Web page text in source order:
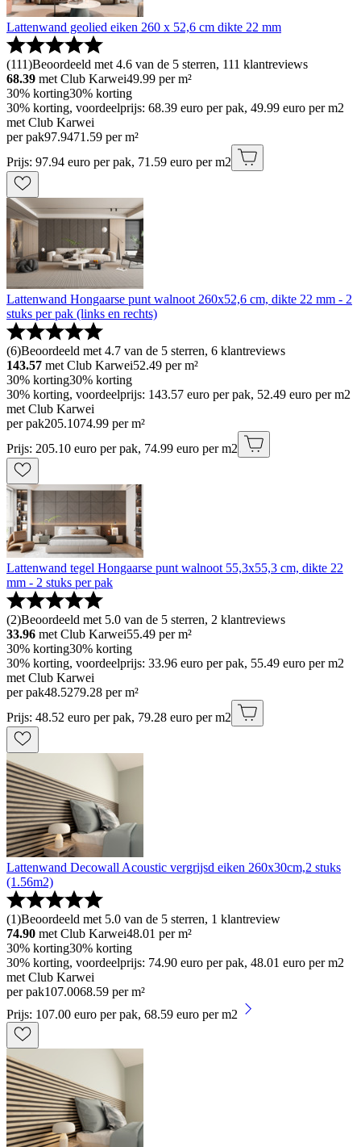
Lattenwand geolied eiken 260 x 52,6 cm dikte 22 mm
(111)Beoordeeld met 4.6 van de 5 sterren, 111 klantreviews
68.39 met Club Karwei49.99 per m²
30% korting30% korting
30% korting, voordeelprijs: 68.39 euro per pak, 49.99 euro per m2
met Club Karwei
per pak97.9471.59 per m²
Prijs: 97.94 euro per pak, 71.59 euro per m2
Lattenwand Hongaarse punt walnoot 260x52,6 cm, dikte 22 mm - 2
stuks per pak (links en rechts)
(6)Beoordeeld met 4.7 van de 5 sterren, 6 klantreviews
143.57 met Club Karwei52.49 per m²
30% korting30% korting
30% korting, voordeelprijs: 143.57 euro per pak, 52.49 euro per m2
met Club Karwei
per pak205.1074.99 per m²
Prijs: 205.10 euro per pak, 74.99 euro per m2
Lattenwand tegel Hongaarse punt walnoot 55,3x55,3 cm, dikte 22
mm - 2 stuks per pak
(2)Beoordeeld met 5.0 van de 5 sterren, 2 klantreviews
33.96 met Club Karwei55.49 per m²
30% korting30% korting
30% korting, voordeelprijs: 33.96 euro per pak, 55.49 euro per m2
met Club Karwei
per pak48.5279.28 per m²
Prijs: 48.52 euro per pak, 79.28 euro per m2
Lattenwand Decowall Acoustic vergrijsd eiken 260x30cm,2 stuks
(1.56m2)
(1)Beoordeeld met 5.0 van de 5 sterren, 1 klantreview
74.90 met Club Karwei48.01 per m²
30% korting30% korting
30% korting, voordeelprijs: 74.90 euro per pak, 48.01 euro per m2
met Club Karwei
per pak107.0068.59 per m²
Prijs: 107.00 euro per pak, 68.59 euro per m2